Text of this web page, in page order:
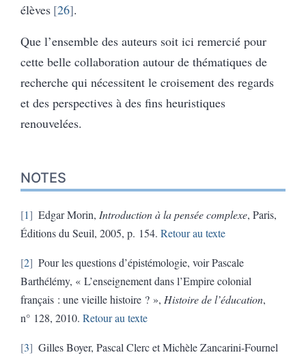
élèves 26 .
Que l’ensemble des auteurs soit ici remercié pour
cette belle collaboration autour de thématiques de
recherche qui nécessitent le croisement des regards
et des perspectives à des fins heuristiques
renouvelées.
NOTES
1 Edgar Morin, Introduction à la pensée complexe, Paris,
Éditions du Seuil, 2005, p. 154. Retour au texte
2
Pour les questions d’épistémologie, voir Pascale
Barthélémy, « L’enseignement dans l’Empire colonial
français : une vieille histoire ? », Histoire de l’éducation,
n° 128, 2010. Retour au texte
3
Gilles Boyer, Pascal Clerc et Michèle Zancarini-Fournel